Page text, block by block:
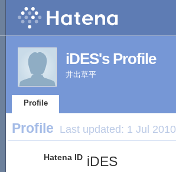
iDES's Profile
井出草平
Profile
Profile Last updated: 1 Jul 2010
Hatena ID iDES